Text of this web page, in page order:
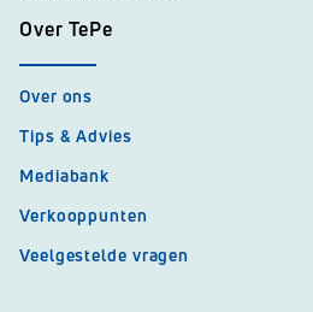
Over TePe
Over ons
Tips & Advies
Mediabank
Verkooppunten
Veelgestelde vragen